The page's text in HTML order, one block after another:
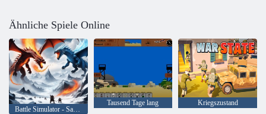
Ähnliche Spiele Online
Battle Simulator - Sandbox
Tausend Tage lang Kriegszustand